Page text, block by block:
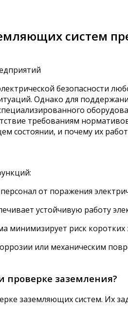
систем
безопасности
Однако для
требованиям
состоянии, и почему их
от поражения
устойчивую работу
минимизирует риск
или механическим
проверке заземления?
заземляющих систем. Их